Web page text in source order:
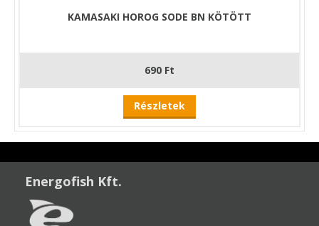
KAMASAKI HOROG SODE BN KÖTÖTT
690 Ft
Részletek
Energofish Kft.